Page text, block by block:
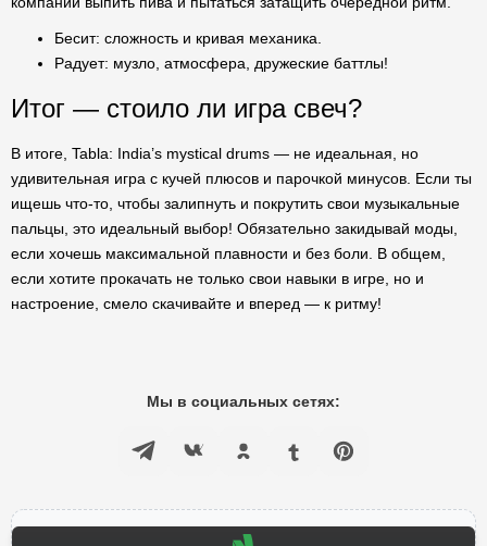
Бесит: сложность и кривая механика.
Радует: музло, атмосфера, дружеские баттлы!
Итог — стоило ли игра свеч?
В итоге, Tabla: India’s mystical drums — не идеальная, но
удивительная игра с кучей плюсов и парочкой минусов. Если ты
ищешь что-то, чтобы залипнуть и покрутить свои музыкальные
пальцы, это идеальный выбор! Обязательно закидывай моды,
если хочешь максимальной плавности и без боли. В общем,
если хотите прокачать не только свои навыки в игре, но и
настроение, смело скачивайте и вперед — к ритму!
Мы в социальных сетях: